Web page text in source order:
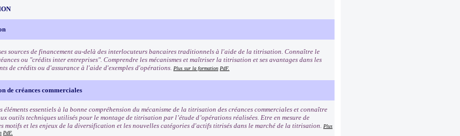
sources de financement au-delà des interlocuteurs bancaires traditionnels à l'aide de la titrisation. Connaître le
ou "crédits inter entreprises". Comprendre les mécanismes et maîtriser la titrisation et ses avantages dans les
de crédits ou d'assurance à l'aide d'exemples d'opérations. Plus sur la formation PdF.
de créances commerciales
éléments essentiels à la bonne compréhension du mécanisme de la titrisation des créances commerciales et connaître
outils techniques utilisés pour le montage de titrisation par l’étude d’opérations réalisées. Etre en mesure de
motifs et les enjeux de la diversification et les nouvelles catégories d'actifs titrisés dans le marché de la titrisation. Plus
PdF.